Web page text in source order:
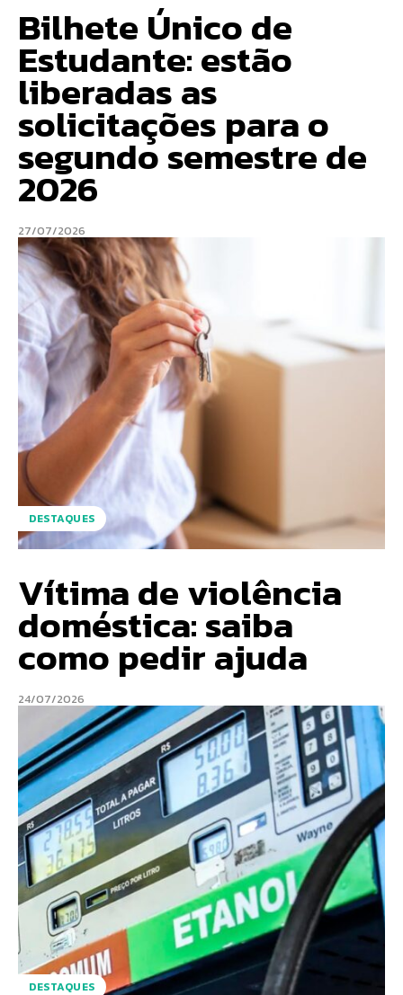
Bilhete Único de
Estudante: estão
liberadas as
solicitações para o
segundo semestre de
2026
27/07/2026
DESTAQUES
Vítima de violência
doméstica: saiba
como pedir ajuda
24/07/2026
DESTAQUES